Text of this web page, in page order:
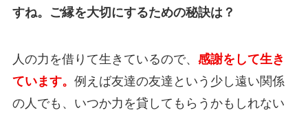
すね。ご縁を大切にするための秘訣は？
人の力を借りて生きているので、 感謝をして生き
ています。 例えば友達の友達という少し遠い関係
の人でも、いつか力を貸してもらうかもしれない